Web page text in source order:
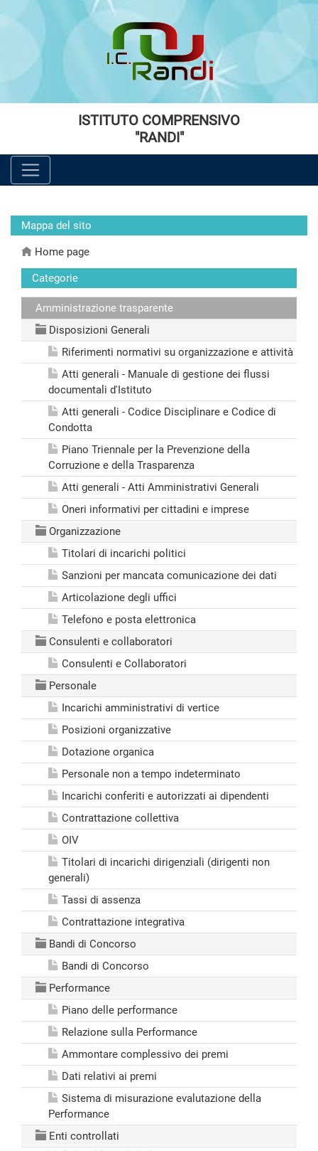
Vai al menù principale
Vai al menù secondario
ISTITUTO COMPRENSIVO
"RANDI"
Mappa del sito
Home page
Categorie
Amministrazione trasparente
Disposizioni Generali
Riferimenti normativi su organizzazione e attività
Atti generali - Manuale di gestione dei flussi
documentali d'Istituto
Atti generali - Codice Disciplinare e Codice di
Condotta
Piano Triennale per la Prevenzione della
Corruzione e della Trasparenza
Atti generali - Atti Amministrativi Generali
Oneri informativi per cittadini e imprese
Organizzazione
Titolari di incarichi politici
Sanzioni per mancata comunicazione dei dati
Articolazione degli uffici
Telefono e posta elettronica
Consulenti e collaboratori
Consulenti e Collaboratori
Personale
Incarichi amministrativi di vertice
Posizioni organizzative
Dotazione organica
Personale non a tempo indeterminato
Incarichi conferiti e autorizzati ai dipendenti
Contrattazione collettiva
OIV
Titolari di incarichi dirigenziali (dirigenti non
generali)
Tassi di assenza
Contrattazione integrativa
Bandi di Concorso
Bandi di Concorso
Performance
Piano delle performance
Relazione sulla Performance
Ammontare complessivo dei premi
Dati relativi ai premi
Sistema di misurazione evalutazione della
Performance
Enti controllati